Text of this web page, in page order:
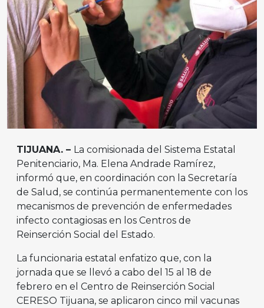
TIJUANA. – La comisionada del Sistema Estatal
Penitenciario, Ma. Elena Andrade Ramírez,
informó que, en coordinación con la Secretaría
de Salud, se continúa permanentemente con los
mecanismos de prevención de enfermedades
infecto contagiosas en los Centros de
Reinserción Social del Estado.
La funcionaria estatal enfatizo que, con la
jornada que se llevó a cabo del 15 al 18 de
febrero en el Centro de Reinserción Social
CERESO Tijuana, se aplicaron cinco mil vacunas